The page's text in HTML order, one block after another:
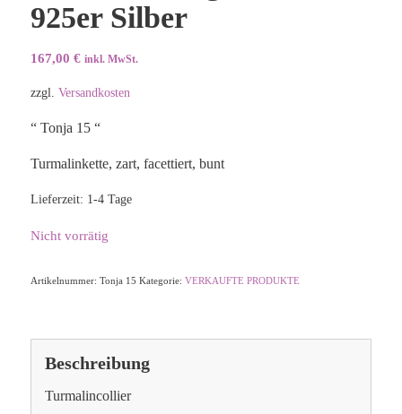
925er Silber
167,00 € inkl. MwSt.
zzgl. Versandkosten
“ Tonja 15 “
Turmalinkette, zart, facettiert, bunt
Lieferzeit: 1-4 Tage
Nicht vorrätig
Artikelnummer: Tonja 15 Kategorie: VERKAUFTE PRODUKTE
Beschreibung
Turmalincollier